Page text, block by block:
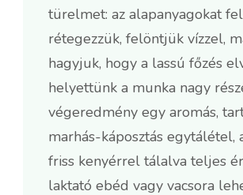
türelmet: az alapanyagokat
rétegezzük, felöntjük vízzel,
hagyjuk, hogy a lassú főzés
helyettünk a munka nagy
végeredmény egy aromás,
marhás-káposztás egytálétel,
friss kenyérrel tálalva teljes
laktató ebéd vagy vacsora